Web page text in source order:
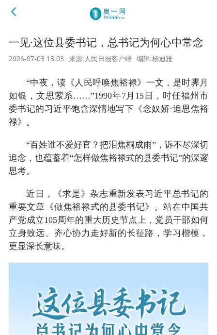
一见·这位县委书记，总书记为何心中常念
2026-07-03 13:03 来源:人民日报客户端 编辑:杨迪雅
“中夜，读《人民呼唤焦裕禄》一文，是时霁月
如银，文思萦系……”1990年7月15日，时任福州市
委书记的习近平饱含深情地写下《念奴娇·追思焦裕
禄》。
“百姓谁不爱好官？把泪焦桐成雨”，诉不尽深切
追念，也蕴蓄着“怎样做焦裕禄式的县委书记”的深邃
思考。
近日，《求是》杂志重新发表习近平总书记的
重要文章《做焦裕禄式的县委书记》。站在中国共
产党成立105周年的重大历史节点上，党员干部如何
立身致远、齐心协力走好新的长征路，学习楷模，
更显深长意味。